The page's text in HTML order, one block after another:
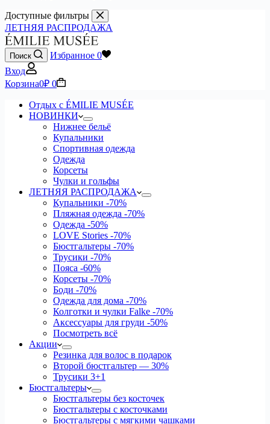
Доступные фильтры
ЛЕТНЯЯ РАСПРОДАЖА
Поиск Избранное 0
Вход
Корзина0₽ 0
Отдых с ÉMILIE MUSÉE
НОВИНКИ
Нижнее бельё
Купальники
Спортивная одежда
Одежда
Корсеты
Чулки и гольфы
ЛЕТНЯЯ РАСПРОДАЖА
Купальники -70%
Пляжная одежда -70%
Одежда -50%
LOVE Stories -70%
Бюстгальтеры -70%
Трусики -70%
Пояса -60%
Корсеты -70%
Боди -70%
Одежда для дома -70%
Колготки и чулки Falke -70%
Аксессуары для груди -50%
Посмотреть всё
Акции
Резинка для волос в подарок
Второй бюстгальтер — 30%
Трусики 3+1
Бюстгальтеры
Бюстгальтеры без косточек
Бюстгальтеры с косточками
Бюстгальтеры с мягкими чашками